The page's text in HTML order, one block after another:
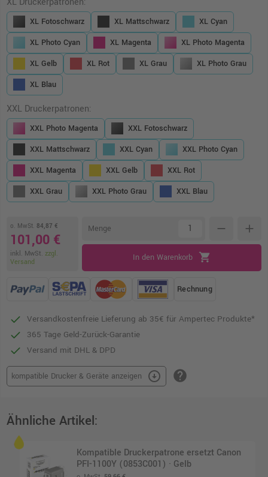
XL Fotoschwarz XL Mattschwarz
XL Cyan
XL Photo Cyan
XL Magenta
XL Photo Magenta
XL Gelb
XL Rot XL Grau
XL Photo Grau
XL Blau
XXL Druckerpatronen:
XXL Photo Magenta
XXL Fotoschwarz
XXL Mattschwarz
XXL Cyan
XXL Photo Cyan
XXL Magenta
XXL Gelb
XXL Rot
XXL Grau
XXL Photo Grau XXL Blau
o. MwSt. 84,87 €
101,00 €
inkl. MwSt. zzgl.
Versand
Menge remove add
In den Warenkorb shopping_cart
Rechnung
Versandkostenfreie Lieferung ab 35€ für Ampertec Produkte*
365 Tage Geld-Zurück-Garantie
Versand mit DHL & DPD
kompatible Drucker & Geräte anzeigen arrow_circle_down help
Ähnliche Artikel:
Kompatible Druckerpatrone ersetzt Canon
PFI-1100Y (0853C001) · Gelb